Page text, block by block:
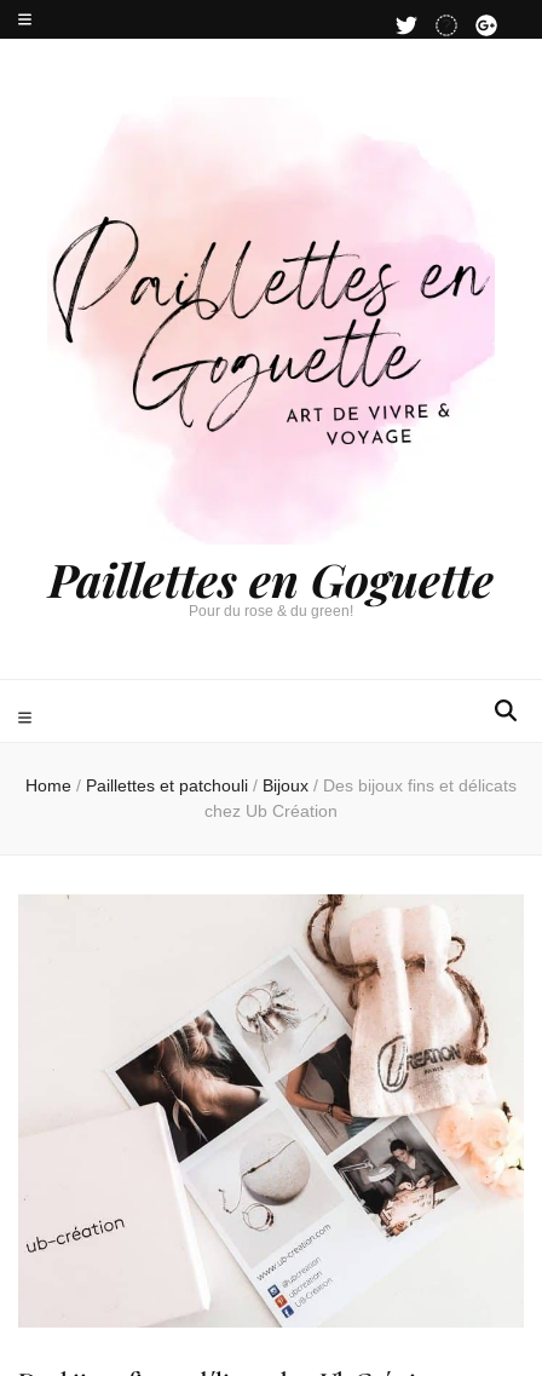
Paillettes en Goguette
Pour du rose & du green!
Home / Paillettes et patchouli / Bijoux / Des bijoux fins et délicats
chez Ub Création